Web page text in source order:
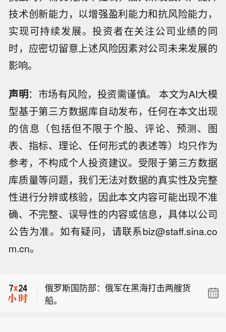
技术创新能力，以增强盈利能力和抗风险能力，
实现可持续发展。投资者在关注公司业绩的同
时，应密切留意上述风险因素对公司未来发展的
影响。
声明：市场有风险，投资需谨慎。 本文为AI大模
型基于第三方数据库自动发布，任何在本文出现
的信息（包括但不限于个股、评论、预测、图
表、指标、理论、任何形式的表述等）均只作为
参考，不构成个人投资建议。受限于第三方数据
库质量等问题，我们无法对数据的真实性及完整
性进行分辨或核验，因此本文内容可能出现不准
确、不完整、误导性的内容或信息，具体以公司
公告为准。如有疑问，请联系biz@staff.sina.co
m.cn。
阿联酋外交部：阿联酋谴责发生在叙利
击乌克兰港口基础设施与海军舰艇。
俄罗斯国防部：俄军在黑海打击两艘货
船。